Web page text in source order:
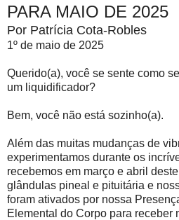
PARA MAIO DE 2025
Por Patrícia Cota-Robles
1º de maio de 2025
Querido(a), você se sente como
um liquidificador?
Bem, você não está sozinho(a).
Além das muitas mudanças de
experimentamos durante os
recebemos em março e abril
glândulas pineal e pituitária e
foram ativados por nossa
Elemental do Corpo para receber